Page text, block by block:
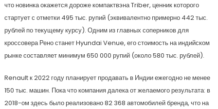
что новинка окажется дороже компактвэна Triber, ценник которого
стартует с отметки 495 тыс. рупий (эквивалентно примерно 442 тыс.
рублей по текущему курсу). Одним из главных соперников для
кроссовера Рено станет Hyundai Venue, его стоимость на индийском
рынке составляет минимум 650 000 рупий (около 580 тыс. рублей).
Renault к 2022 году планирует продавать в Индии ежегодно не менее
150 тыс. машин. Пока что компания далека от желаемого результата: в
2018-ом здесь было реализовано 82 368 автомобилей бренда, что на